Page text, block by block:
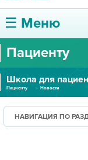
☰ Меню
О ЦЕНТРЕ
УСЛУГИ И ЦЕНЫ
ПАЦИЕНТУ
Пациенту
Школа для
Пациенту Новости
НАВИГАЦИЯ ПО